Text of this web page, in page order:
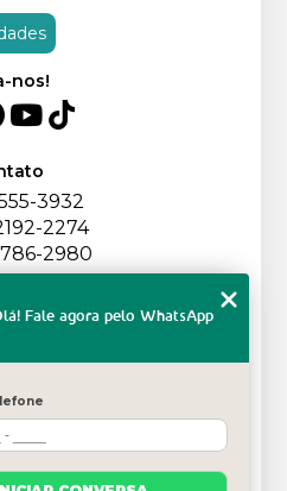
nos!
3932
2274
2980
SOMOS
Fale agora pelo WhatsApp